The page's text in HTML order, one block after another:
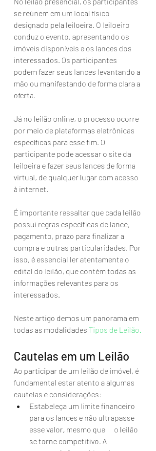
se reúnem em um local físico
designado pela leiloeira. O leiloeiro
conduz o evento, apresentando os
imóveis disponíveis e os lances dos
interessados. Os participantes
podem fazer seus lances levantando a
mão ou manifestando de forma clara a
oferta.
Já no leilão online, o processo ocorre
por meio de plataformas eletrônicas
específicas para esse fim. O
participante pode acessar o site da
leiloeira e fazer seus lances de forma
virtual, de qualquer lugar com acesso
à internet.
É importante ressaltar que cada leilão
possui regras específicas de lance,
pagamento, prazo para finalizar a
compra e outras particularidades. Por
isso, é essencial ler atentamente o
edital do leilão, que contém todas as
informações relevantes para os
interessados.
Neste artigo demos um panorama em
todas as modalidades Tipos de Leilão.
Cautelas em um Leilão
Ao participar de um leilão de imóvel, é
fundamental estar atento a algumas
cautelas e considerações:
Estabeleça um limite financeiro
para os lances e não ultrapasse
esse valor, mesmo que      o leilão
se torne competitivo. A